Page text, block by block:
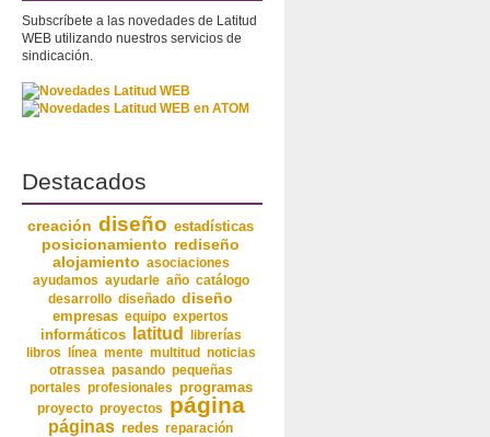
Subscríbete a las novedades de Latitud
WEB utilizando nuestros servicios de
sindicación.
Destacados
creación diseño estadísticas
posicionamiento rediseño
alojamiento asociaciones
ayudamos ayudarle año catálogo
desarrollo diseñado diseño
empresas equipo expertos
informáticos
latitud
librerías
libros
línea mente multitud noticias
otrassea pasando pequeñas
portales profesionales programas
proyecto proyectos página
páginas redes reparación